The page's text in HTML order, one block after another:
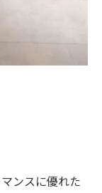
ンスに優れた